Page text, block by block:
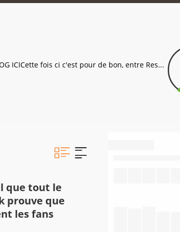
ICICette fois ci c'est pour de bon, entre Res...
que tout le
prouve que
les fans